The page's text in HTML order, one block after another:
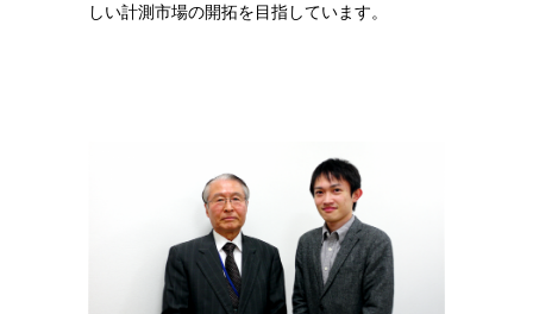
しい計測市場の開拓を目指しています。